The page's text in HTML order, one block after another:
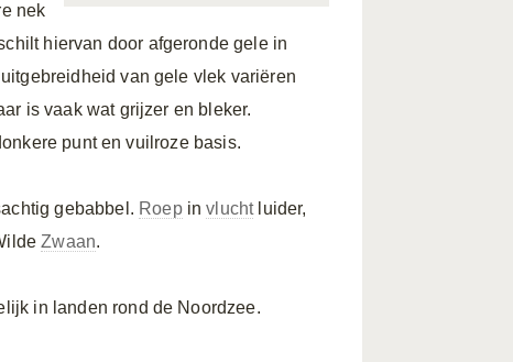
nek
hiervan door afgeronde gele in
van gele vlek variëren
is vaak wat grijzer en bleker.
punt en vuilroze basis.
gebabbel. Roepinvluchtluider,
Zwaan.
in landen rond de Noordzee.